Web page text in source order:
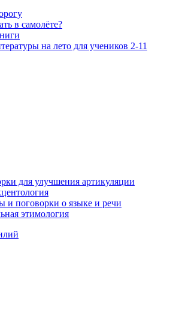
в самолёте?
на лето для учеников 2-11
для улучшения артикуляции
и поговорки о языке и речи
этимология